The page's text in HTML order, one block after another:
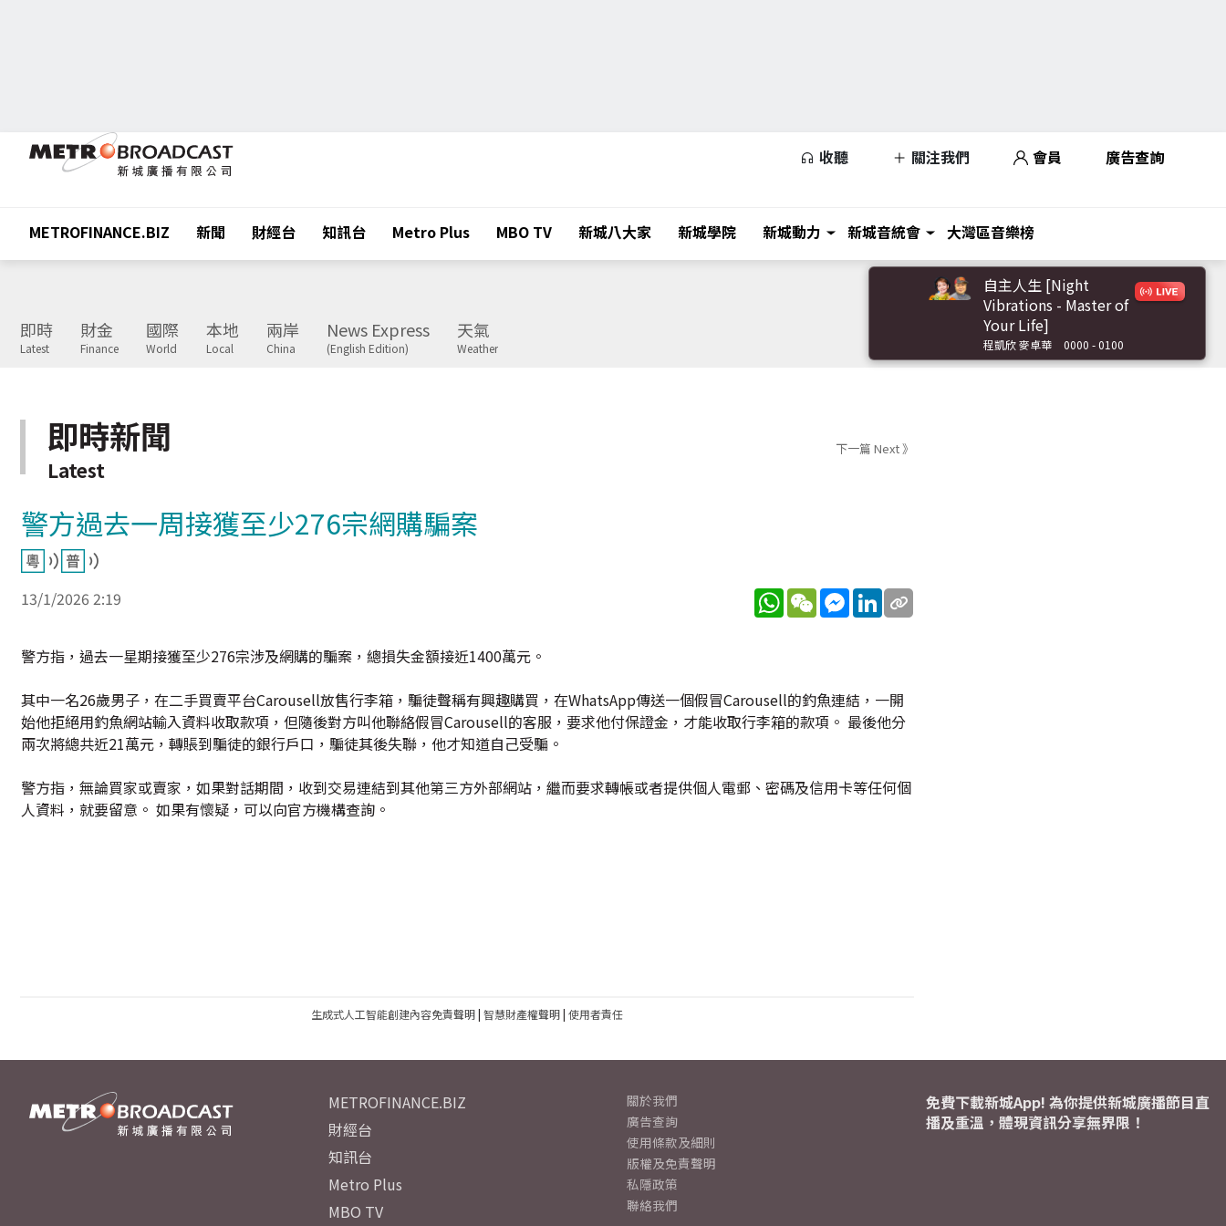
收聽 關注我們 會員 廣告查詢
METROFINANCE.BIZ 新聞 財經台 知訊台 Metro Plus MBO TV 新城八大家 新城學院 新城動力 新城音統會 大灣區音樂榜
即時
Latest
財金
Finance
國際
World
本地
Local
兩岸
China
News Express
(English Edition)
天氣
Weather
自主人生 [Night
Vibrations - Master of
Your Life]
程凱欣 麥卓華 0000 - 0100
即時新聞
Latest
下一篇 Next 》
警方過去一周接獲至少276宗網購騙案
13/1/2026 2:19 WhatsApp
WeChatMessenger
LinkedIn
警方指，過去一星期接獲至少276宗涉及網購的騙案，總損失金額接近1400萬元。
其中一名26歲男子，在二手買賣平台Carousell放售行李箱，騙徒聲稱有興趣購買，在WhatsApp傳送一個假冒Carousell的釣魚連結，一開
始他拒絕用釣魚網站輸入資料收取款項，但隨後對方叫他聯絡假冒Carousell的客服，要求他付保證金，才能收取行李箱的款項。 最後他分
兩次將總共近21萬元，轉賬到騙徒的銀行戶口，騙徒其後失聯，他才知道自己受騙。
警方指，無論買家或賣家，如果對話期間，收到交易連結到其他第三方外部網站，繼而要求轉帳或者提供個人電郵、密碼及信用卡等任何個
人資料，就要留意。 如果有懷疑，可以向官方機構查詢。
生成式人工智能創建內容免責聲明| 智慧財產權聲明| 使用者責任
METROFINANCE.BIZ
財經台
知訊台
Metro Plus
MBO TV
關於我們
廣告查詢
使用條款及細則
版權及免責聲明
私隱政策
聯絡我們
免費下載新城App! 為你提供新城廣播節目直
播及重溫，體現資訊分享無界限！